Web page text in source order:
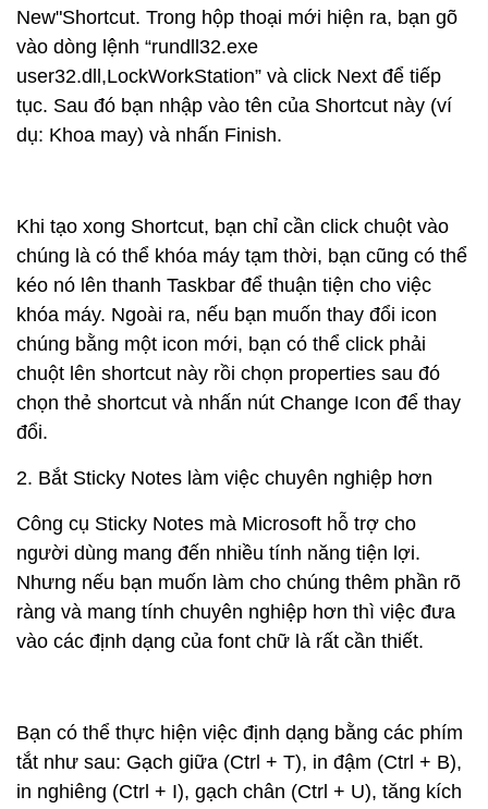
New"Shortcut. Trong hộp thoại mới hiện ra, bạn gõ
vào dòng lệnh “rundll32.exe
user32.dll,LockWorkStation” và click Next để tiếp
tục. Sau đó bạn nhập vào tên của Shortcut này (ví
dụ: Khoa may) và nhấn Finish.
Khi tạo xong Shortcut, bạn chỉ cần click chuột vào
chúng là có thể khóa máy tạm thời, bạn cũng có thể
kéo nó lên thanh Taskbar để thuận tiện cho việc
khóa máy. Ngoài ra, nếu bạn muốn thay đổi icon
chúng bằng một icon mới, bạn có thể click phải
chuột lên shortcut này rồi chọn properties sau đó
chọn thẻ shortcut và nhấn nút Change Icon để thay
đổi.
2. Bắt Sticky Notes làm việc chuyên nghiệp hơn
Công cụ Sticky Notes mà Microsoft hỗ trợ cho
người dùng mang đến nhiều tính năng tiện lợi.
Nhưng nếu bạn muốn làm cho chúng thêm phần rõ
ràng và mang tính chuyên nghiệp hơn thì việc đưa
vào các định dạng của font chữ là rất cần thiết.
Bạn có thể thực hiện việc định dạng bằng các phím
tắt như sau: Gạch giữa (Ctrl + T), in đậm (Ctrl + B),
in nghiêng (Ctrl + I), gạch chân (Ctrl + U), tăng kích